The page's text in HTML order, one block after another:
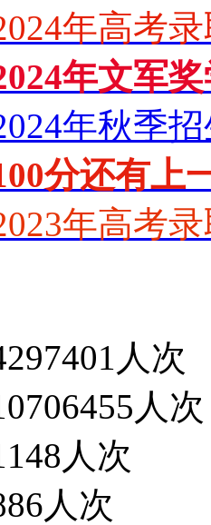
年高考
年文军
年秋季
分还有上
年高考
人次
人次
人次
人次